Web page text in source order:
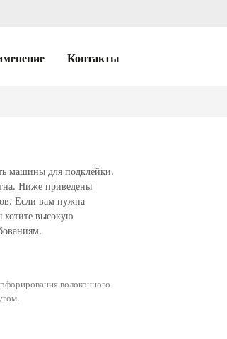
Контакты
машины для подклейки.
Ниже приведены
Если вам нужна
хотите высокую
волоконного